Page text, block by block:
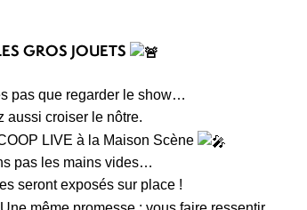
GROS JOUETS
pas que regarder le show…
aussi croiser le nôtre.
LIVE à la Maison Scène
pas les mains vides…
seront exposés sur place !